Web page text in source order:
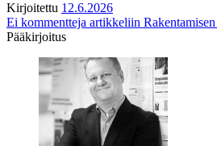
Kirjoitettu 12.6.2026
Ei kommentteja artikkeliin
Pääkirjoitus